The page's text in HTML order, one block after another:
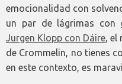
emocionalidad con
un par de lágrimas con
Jurgen Klopp con Dáire, el
de Crommelin, no tienes
en este contexto, es